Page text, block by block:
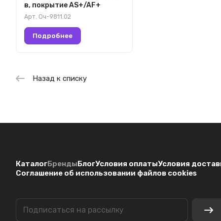
в, покрытие AS+/AF+
Арт. Оч-9811.02
Подробнее
Назад к списку
КаталогБрендыБлогУсловия оплатыУсловия
Соглашение об использовании файлов cookies